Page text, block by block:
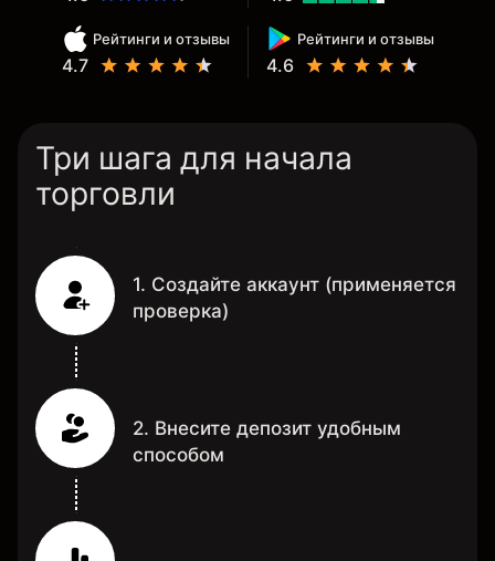
Рейтинги и отзывы
4.7
Рейтинги и отзывы
4.6
Три шага для начала
торговли
1. Создайте аккаунт (применяется
проверка)
2. Внесите депозит удобным
способом